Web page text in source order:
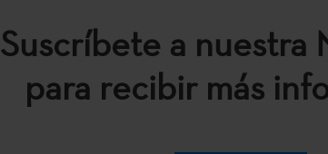
Suscríbete a nuestra
para recibir más